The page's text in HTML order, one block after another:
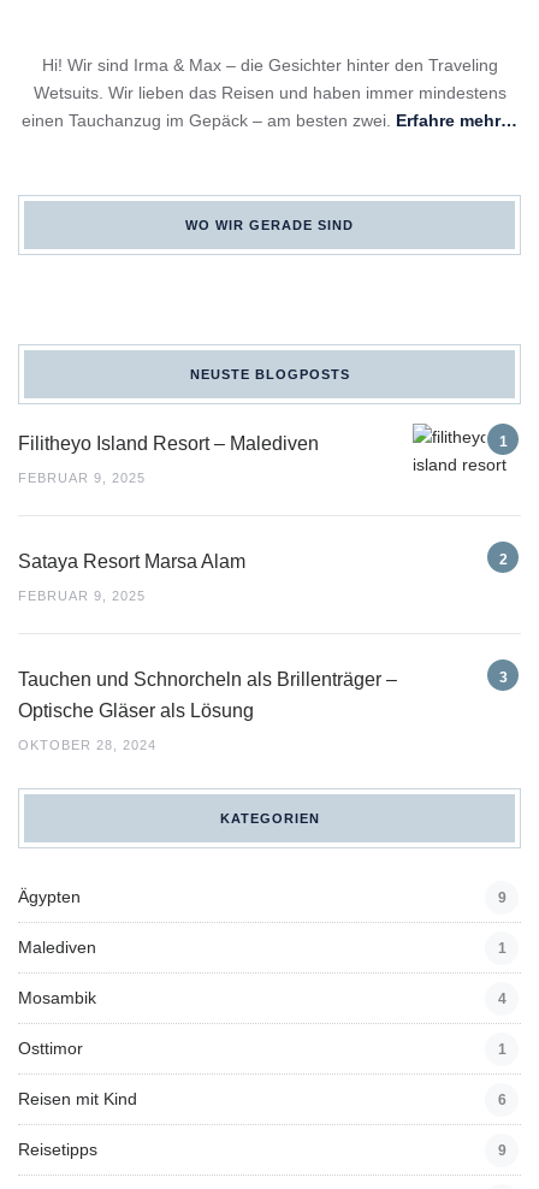
Hi! Wir sind Irma & Max – die Gesichter hinter den Traveling
Wetsuits. Wir lieben das Reisen und haben immer mindestens
einen Tauchanzug im Gepäck – am besten zwei. Erfahre mehr…
WO WIR GERADE SIND
NEUSTE BLOGPOSTS
Filitheyo Island Resort – Malediven
FEBRUAR 9, 2025
Sataya Resort Marsa Alam
FEBRUAR 9, 2025
Tauchen und Schnorcheln als Brillenträger –
Optische Gläser als Lösung
OKTOBER 28, 2024
KATEGORIEN
Ägypten 9
Malediven 1
Mosambik 4
Osttimor 1
Reisen mit Kind 6
Reisetipps 9